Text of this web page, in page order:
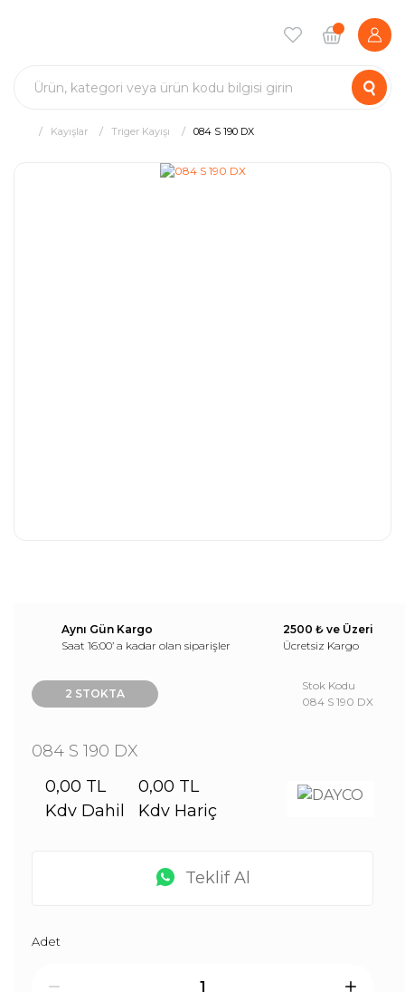
Kayışlar Triger Kayışı 084 S 190 DX
Aynı Gün Kargo
Saat 16:00’ a kadar olan siparişler
2500 ₺ ve Üzeri
Ücretsiz Kargo
2 STOKTA
Stok Kodu
084 S 190 DX
084 S 190 DX
0,00 TL
Kdv Dahil
0,00 TL
Kdv Hariç
Teklif Al
Adet